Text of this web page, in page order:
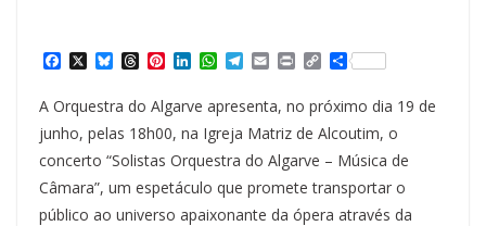
a
c
e
b
o
o
k
X B
e
s
k
y
T
h
e
a
d
s
P
t
e
r
e
s
t
L
k
e
d
I
n
W
h
t
s
A
p
p
T
e
e
g
r
a
m
E
m
i
l
P
n
t
C
o
p
y
L
n
k
S
h
r
e
A Orquestra do Algarve apresenta, no próximo dia 19 de
junho, pelas 18h00, na Igreja Matriz de Alcoutim, o
concerto “Solistas Orquestra do Algarve – Música de
Câmara”, um espetáculo que promete transportar o
público ao universo apaixonante da ópera através da